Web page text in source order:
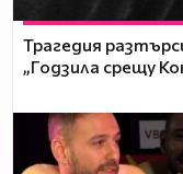
Трагедия
„Годзила срещу